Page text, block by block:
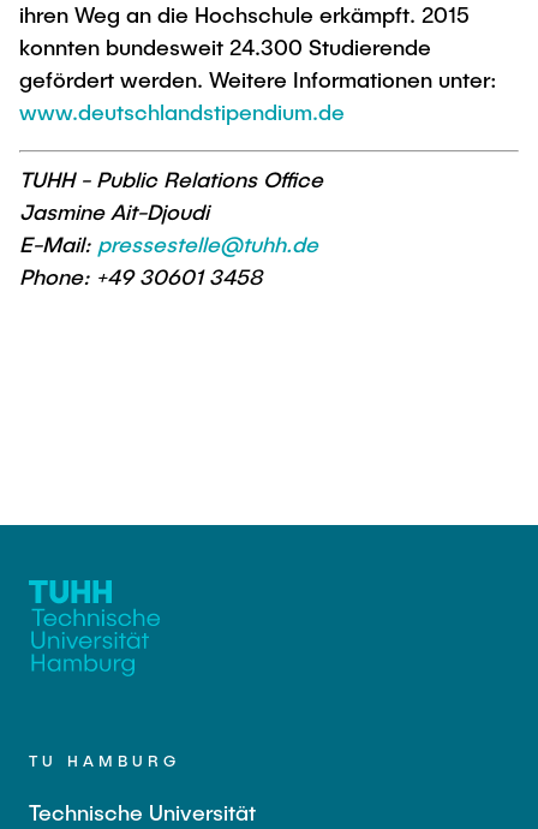
ihren Weg an die Hochschule erkämpft. 2015
konnten bundesweit 24.300 Studierende
gefördert werden. Weitere Informationen unter:
www.deutschlandstipendium.de
TUHH - Public Relations Office
Jasmine Ait-Djoudi
E-Mail: pressestelle@tuhh.de
Phone: +49 30601 3458
TU HAMBURG
Technische Universität